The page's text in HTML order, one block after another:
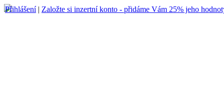
Přihlášení| Založte si inzertní konto - přidáme Vám 25% jeho